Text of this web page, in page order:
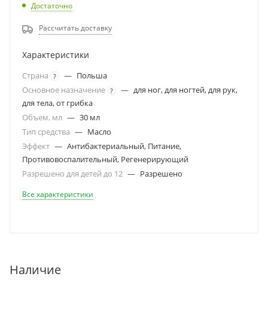
Достаточно
Рассчитать доставку
Характеристики
Страна ? — Польша
Основное назначение ? — для ног, для ногтей, для рук,
для тела, от грибка
Объем, мл — 30 мл
Тип средства — Масло
Эффект — Антибактериальный, Питание,
Противовоспалительный, Регенерирующий
Разрешено для детей до 12 — Разрешено
Все характеристики
Наличие